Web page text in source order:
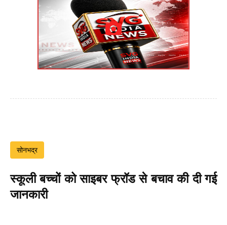
सोनभद्र
स्कूली बच्चों को साइबर फ्रॉड से बचाव की दी गई
जानकारी